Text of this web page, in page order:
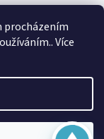
procházením
Více